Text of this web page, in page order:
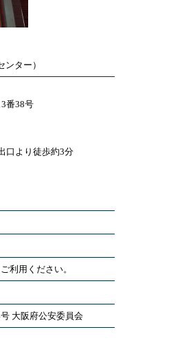
ンター）
番38号
口より徒歩約3分
利用ください。
大阪府公安委員会